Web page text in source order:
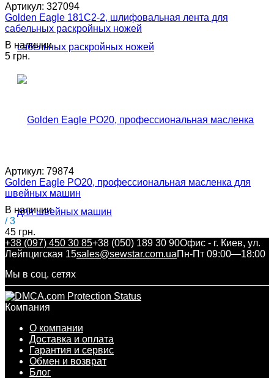
Артикул: 327094
Golden Eagle 181C2-2, шлифовальная лента для
сабельных раскройных ножей
В наличии
5 грн.
Артикул: 79874
Golden Eagle PO20, профессиональная масленка для
швейных машин
В наличии
/ 3
45 грн.
+38 (097) 450 30 85+38 (050) 189 30 90Офис - г. Киев, ул.
Лейпцигская 15sales@sewstar.com.uaПн-Пт 09:00—18:00
Мы в соц. сетях
Компания
О компании
Доставка и оплата
Гарантия и сервис
Обмен и возврат
Блог